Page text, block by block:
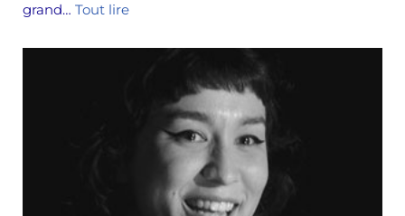
grand… Tout lire